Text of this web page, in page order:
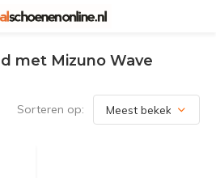
met Mizuno Wave
Sorteren op: